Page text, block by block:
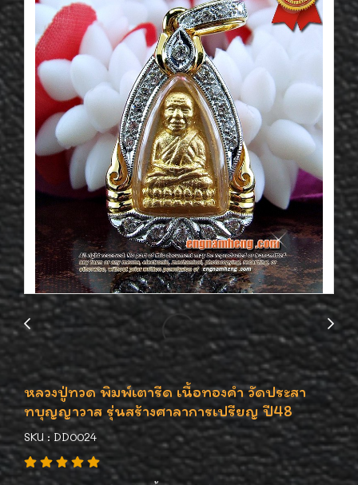
หลวงปู่ทวด พิมพ์เตารีด เนื้อทองคำ วัดประสา
ทบุญญาวาส รุ่นสร้างศาลาการเปรียญ ปี48
SKU : DD0024